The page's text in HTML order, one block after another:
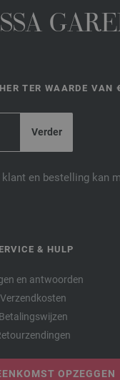
TER WAARDE VAN
en bestelling kan
& HULP
en antwoorden
Verzendkosten
Betalingswijzen
OPZEGGEN